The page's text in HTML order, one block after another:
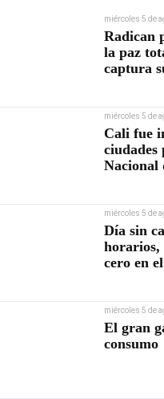
miércoles 5 de
Radican
la paz
captura
miércoles 5 de
Cali fue
ciudades
Nacional
miércoles 5 de
Día sin
horarios,
cero en
miércoles 5 de
El gran
consumo